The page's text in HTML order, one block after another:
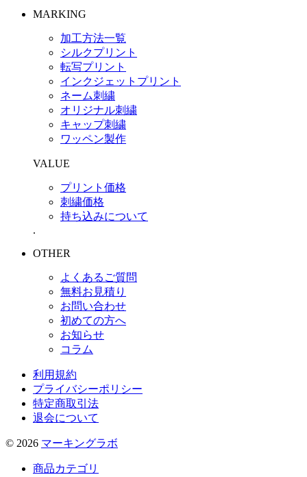
MARKING
加工方法一覧
シルクプリント
転写プリント
インクジェットプリント
ネーム刺繍
オリジナル刺繍
キャップ刺繍
ワッペン製作
VALUE
プリント価格
刺繍価格
持ち込みについて
.
OTHER
よくあるご質問
無料お見積り
お問い合わせ
初めての方へ
お知らせ
コラム
利用規約
プライバシーポリシー
特定商取引法
退会について
© 2026 マーキングラボ
商品カテゴリ